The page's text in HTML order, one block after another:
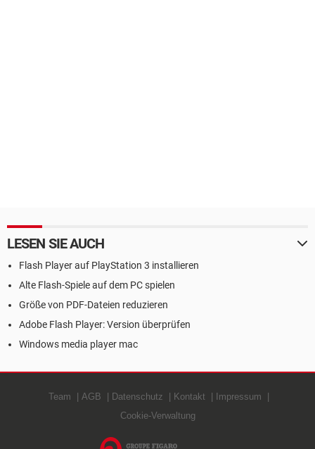
LESEN SIE AUCH
Flash Player auf PlayStation 3 installieren
Alte Flash-Spiele auf dem PC spielen
Größe von PDF-Dateien reduzieren
Adobe Flash Player: Version überprüfen
Windows media player mac
Team AGB Datenschutz Kontakt
Impressum
Cookie-Verwaltung